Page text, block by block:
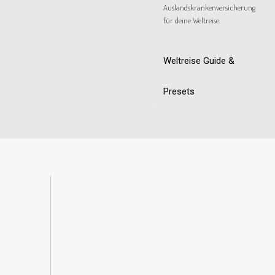
Auslandskrankenversicherung
für deine Weltreise.
Weltreise Guide &
Presets